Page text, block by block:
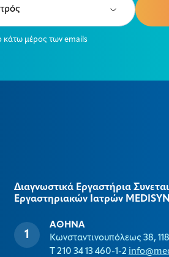
κάτω μέρος των emails
Διαγνωστικά Εργαστήρια
Εργαστηριακών Ιατρών MEDISYΝ
ΑΘΗΝΑ
Κωνσταντινουπόλεως 38,
T 210 34 13 460-1-2